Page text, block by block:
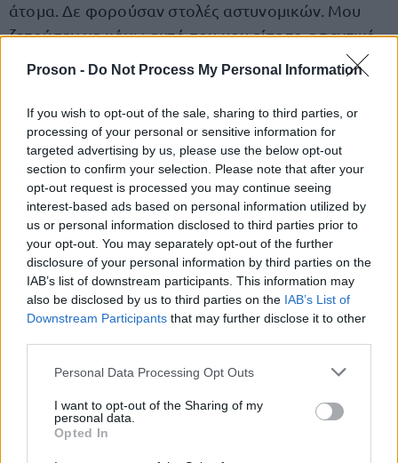
Proson - Do Not Process My Personal Information
If you wish to opt-out of the sale, sharing to third parties, or
processing of your personal or sensitive information for
targeted advertising by us, please use the below opt-out
section to confirm your selection. Please note that after your
opt-out request is processed you may continue seeing
interest-based ads based on personal information utilized by
us or personal information disclosed to third parties prior to
your opt-out. You may separately opt-out of the further
disclosure of your personal information by third parties on the
IAB’s list of downstream participants. This information may
also be disclosed by us to third parties on the IAB’s List of
Downstream Participants that may further disclose it to other
Please note that this website/app uses one or more Google
not limited to your visit or usage behaviour. You may click to
grant or deny consent to Google and its third-party tags to
use your data for below specified purposes in below Google
Personal Data Processing Opt Outs
I want to opt-out of the Sharing of my
personal data.
Opted In
άτομα. Δε φορούσαν στολές αστυνομικών. Μου
ζητούσαν να κάνω αυτό που μου είπε το αφεντικό,
να πάρω τα κλειδιά και να έρθω στη δουλειά.
Τότε, είπε στον άλλο εργαζόμενο νακλείσει τις
πόρτεςγια να μη μπορώ να φύγω. Με άρπαξε από
τον λαιμό και με πίεζε. Πόναγα πολύ καιφοβήθηκα
ότι θα σκοτώσει. Άρχισε να με χτυπά με γροθιές
στο κεφάλι και το σώμα και μου χτύπησε το μάτι.
Ξέρει μποξ και χτυπούσε γρήγορα και δυνατά,
μπορεί και 1015 φορές. Με χτύπησε και με
κλωτσιές στο σώμα.»
δουλέψει για μια βδομάδα, δε θα του δώσει ότι
του χρωστάει και ότι το ξύλο που έφαγε